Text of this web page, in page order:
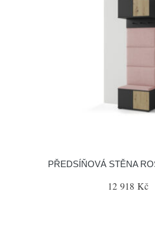
PŘEDSÍŇOVÁ STĚNA
12 918 Kč